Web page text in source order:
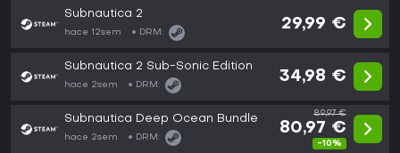
Subnautica 2
hace 12sem DRM:
29,99 €
Subnautica 2 Sub-Sonic Edition
hace 2sem DRM:
34,98 €
Subnautica Deep Ocean Bundle
hace 2sem DRM:
89,97 €
80,97 €
-10%